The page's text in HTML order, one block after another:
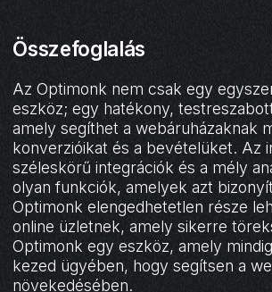
Összefoglalás
Az Optimonk nem csak egy
eszköz; egy hatékony,
amely segíthet a webáruházaknak
konverzióikat és a bevételüket. Az
széleskörű integrációk és a mély
olyan funkciók, amelyek azt
Optimonk elengedhetetlen része
online üzletnek, amely sikerre
Optimonk egy eszköz, amely
kezed ügyében, hogy segítsen a
növekedésében.